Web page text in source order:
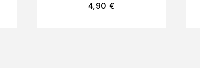
4,90 €